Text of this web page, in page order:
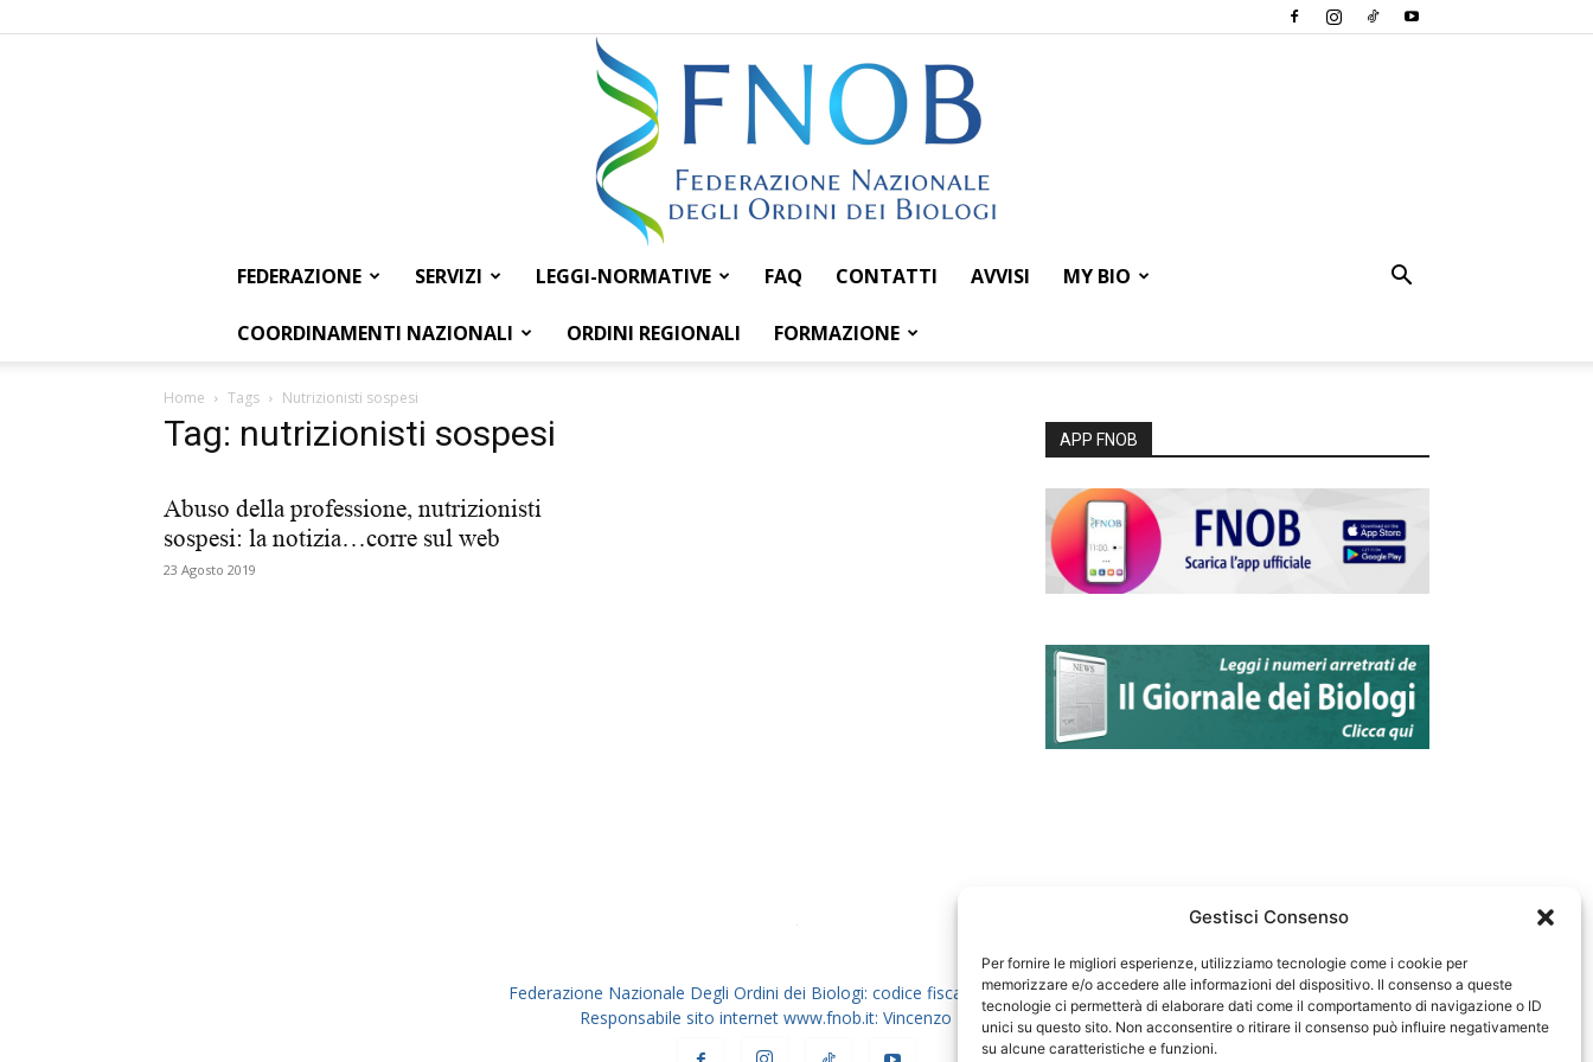
Gestisci Consenso
Per fornire le migliori esperienze, utilizziamo tecnologie come i cookie per
memorizzare e/o accedere alle informazioni del dispositivo. Il consenso a queste
tecnologie ci permetterà di elaborare dati come il comportamento di navigazione o ID
unici su questo sito. Non acconsentire o ritirare il consenso può influire negativamente
su alcune caratteristiche e funzioni.
Federazione
FEDERAZIONE SERVIZI LEGGI-NORMATIVE FAQ CONTATTI AVVISI MY BIO
COORDINAMENTI NAZIONALI ORDINI REGIONALI FORMAZIONE
Home Tags Nutrizionisti sospesi
Tag: nutrizionisti sospesi
Abuso della professione, nutrizionisti
sospesi: la notizia…corre sul web
23 Agosto 2019
APP FNOB
Federazione Nazionale Degli Ordini dei Biologi: codice fiscale 80069130583
Responsabile sito internet www.fnob.it: Vincenzo D'Anna